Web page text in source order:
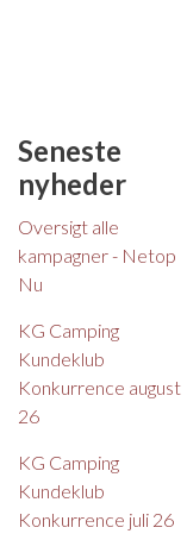
Seneste
nyheder
Oversigt alle
kampagner - Netop
Nu
KG Camping
Kundeklub
Konkurrence august
26
KG Camping
Kundeklub
Konkurrence juli 26